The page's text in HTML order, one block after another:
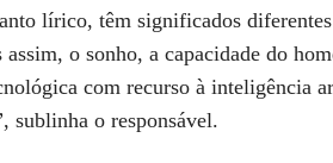
lírico, têm significados
assim, o sonho, a capacidade do
com recurso à inteligência
sublinha o responsável.